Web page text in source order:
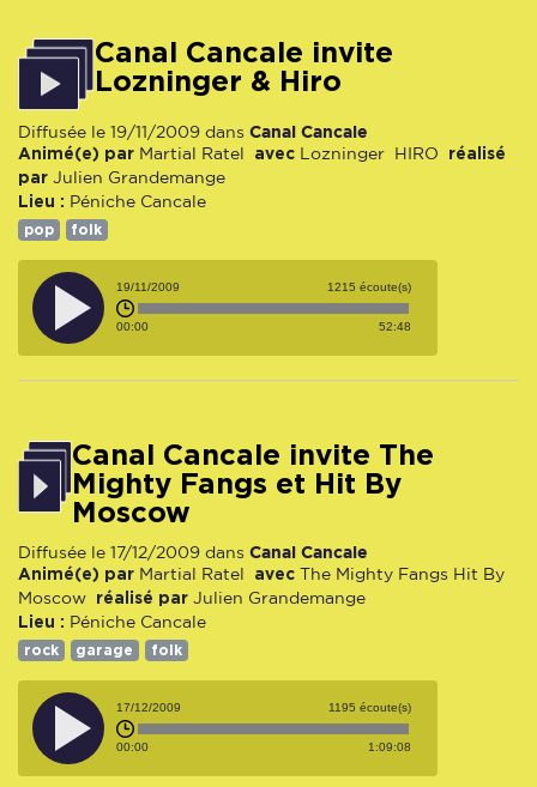
Canal Cancale invite
Lozninger & Hiro
Diffusée le 19/11/2009 dans Canal Cancale
Animé(e) par Martial Ratel avec Lozninger HIRO
réalisé
par Julien Grandemange
Lieu : Péniche Cancale
pop folk
19/11/2009 1215 écoute(s)
00:00 52:48
Canal Cancale invite The
Mighty Fangs et Hit By
Moscow
Diffusée le 17/12/2009 dans Canal Cancale
Animé(e) par Martial Ratel avec The Mighty Fangs Hit By
Moscow
réalisé par Julien Grandemange
Lieu : Péniche Cancale
rock garage folk
17/12/2009 1195 écoute(s)
00:00 1:09:08